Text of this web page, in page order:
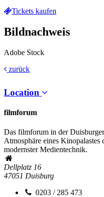
Tickets kaufen
Bildnachweis
Adobe Stock
zurück
Location
filmforum
Das filmforum in der
Atmosphäre eines Kinopalastes
modernster Medientechnik.
Dellplatz 16
47051 Duisburg
0203 / 285 473